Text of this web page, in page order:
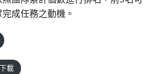
成任務之動機。
下載